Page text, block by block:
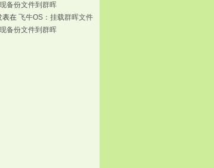
备份文件到群晖
表在 飞牛OS：挂载群晖文件
备份文件到群晖